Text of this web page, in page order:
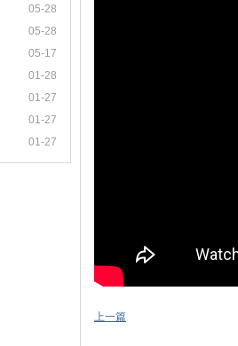
05-28
05-28
05-17
01-28
01-27
01-27
01-27
上一篇